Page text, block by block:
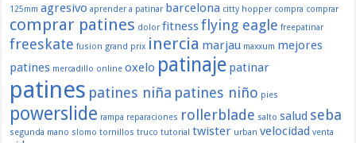
125mm agresivo aprender a patinar barcelona citty hopper compra comprar
comprar patines dolor fitnessflying eagle freepatinar
freeskate fusion grand prix inercia marjau maxxum mejores
patines mercadillo online oxelo patinaje patinar
patines patines niña patines niño pies
powerslide rampa reparaciones rollerblade salto salud seba
segunda mano slomo tornillos truco tutorial twister urban velocidad venta